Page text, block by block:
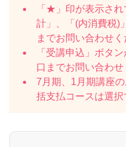
「★」印が表示さ
計」、「(内消費税)
までお問い合わせく
「受講申込」ボタ
口までお問い合わせ
7月期、1月期講座
括支払コースは選択